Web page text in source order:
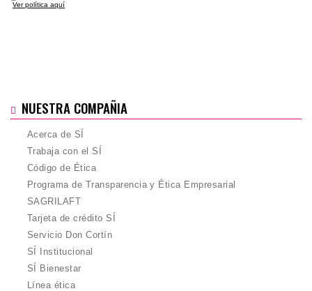
Ver política aquí
NUESTRA COMPAÑIA
Acerca de SÍ
Trabaja con el SÍ
Código de Ética
Programa de Transparencia y Ética Empresarial
SAGRILAFT
Tarjeta de crédito SÍ
Servicio Don Cortín
SÍ Institucional
SÍ Bienestar
Línea ética